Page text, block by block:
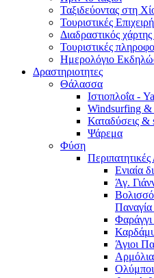
Ταξιδεύοντας στη
Τουριστικές
Διαδραστικός
Τουριστικές
Ημερολόγιο
Δραστηριοτητες
Θάλασσα
Ιστιοπλοΐα -
Windsurfing &
Καταδύσεις &
Ψάρεμα
Φύση
Ενιαία
Άγ.
Άγιοι